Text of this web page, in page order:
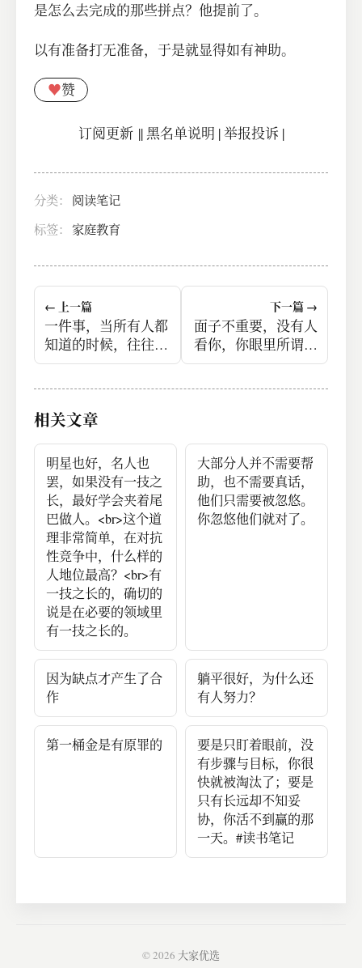
是怎么去完成的那些拼点？他提前了。
以有准备打无准备，于是就显得如有神助。
♥赞
订阅更新||黑名单说明 |举报投诉 |
分类：
阅读笔记
标签： 家庭教育
← 上一篇
一件事，当所有人都
知道的时候，往往结
局是不一样的。
下一篇 →
面子不重要，没有人
看你，你眼里所谓的
体面工作，不一定能
相关文章
明星也好，名人也
罢，如果没有一技之
长，最好学会夹着尾
巴做人。<br>这个道
理非常简单，在对抗
性竞争中，什么样的
人地位最高？<br>有
一技之长的，确切的
说是在必要的领域里
有一技之长的。
大部分人并不需要帮
助，也不需要真话，
他们只需要被忽悠。
你忽悠他们就对了。
因为缺点才产生了合
作
躺平很好，为什么还
有人努力？
第一桶金是有原罪的
要是只盯着眼前，没
有步骤与目标，你很
快就被淘汰了；要是
只有长远却不知妥
协，你活不到赢的那
一天。#读书笔记
© 2026 大家优选